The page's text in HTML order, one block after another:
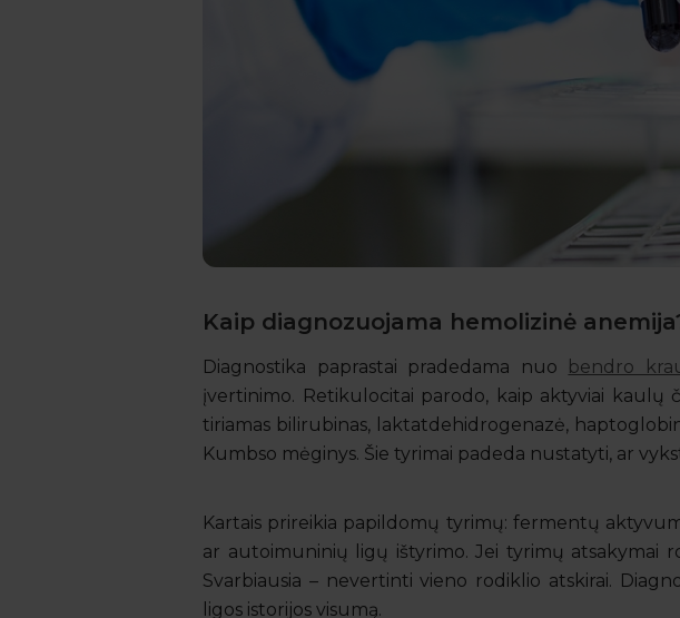
Kaip diagnozuojama hemolizinė
Diagnostika paprastai pradedama nuo bendro
įvertinimo. Retikulocitai parodo, kaip aktyviai
tiriamas bilirubinas, laktatdehidrogenazė,
Kumbso mėginys. Šie tyrimai padeda nustatyti, ar
Kartais prireikia papildomų tyrimų: fermentų
ar autoimuninių ligų ištyrimo. Jei tyrimų atsakymai
Svarbiausia – nevertinti vieno rodiklio atskirai.
ligos istorijos visumą.